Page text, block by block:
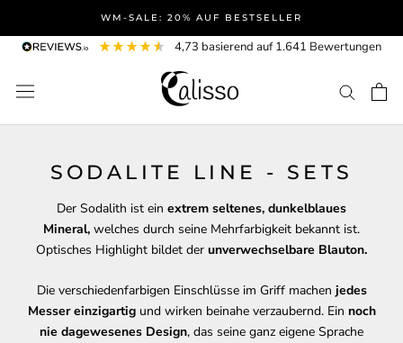
Inhalt
WM-SALE: 20% AUF BESTSELLER
4,73 basierend auf1.641 Bewertungen
SODALITE LINE - SETS
Der Sodalith ist ein extrem seltenes, dunkelblaues
Mineral, welches durch seine Mehrfarbigkeit bekannt ist.
Optisches Highlight bildet der unverwechselbare Blauton.
Die verschiedenfarbigen Einschlüsse im Griff machen jedes
Messer einzigartigund wirken beinahe verzaubernd. Ein noch
nie dagewesenes Design, das seine ganz eigene Sprache